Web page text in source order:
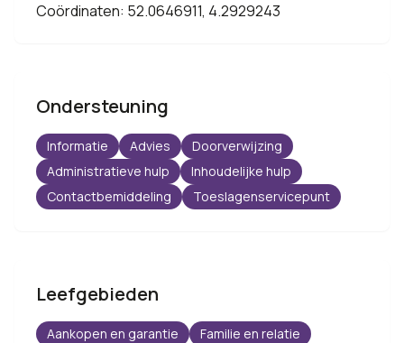
Coördinaten: 52.0646911, 4.2929243
Ondersteuning
Informatie Advies
Doorverwijzing
Administratieve hulp
Inhoudelijke hulp
Contactbemiddeling
Toeslagenservicepunt
Leefgebieden
Aankopen en garantie
Familie en relatie